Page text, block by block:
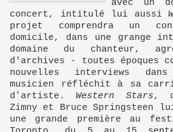
avec un
concert, intitulé lui aussi
projet comprendra un
domicile, dans une grange
domaine du chanteur,
d'archives - toutes époques
nouvelles interviews
musicien réfléchit à sa
d’artiste.Western Stars,
Zimny et Bruce Springsteen
une grande première au